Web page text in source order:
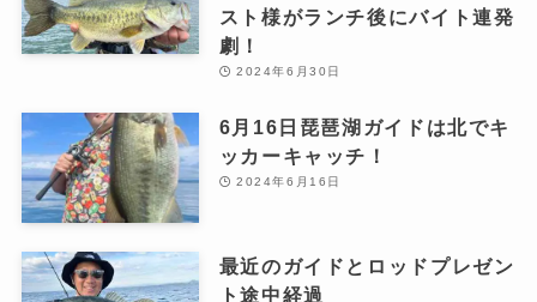
スト様がランチ後にバイト連発
劇！
2024年6月30日
6月16日琵琶湖ガイドは北でキ
ッカーキャッチ！
2024年6月16日
最近のガイドとロッドプレゼン
ト途中経過